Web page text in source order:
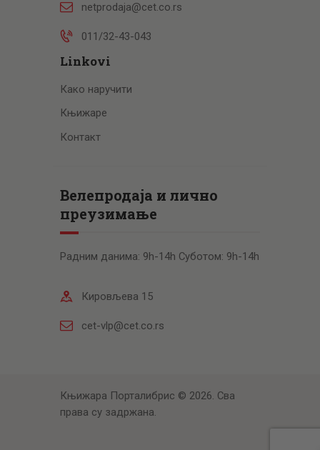
netprodaja@cet.co.rs
011/32-43-043
Linkovi
Како наручити
Књижаре
Контакт
Велепродаја и лично
преузимање
Радним данима: 9h-14h Суботом: 9h-14h
Кировљева 15
cet-vlp@cet.co.rs
Књижара Порталибрис © 2026. Сва
права су задржана.